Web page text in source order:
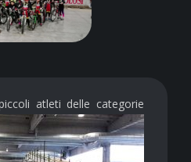
atleti delle categorie